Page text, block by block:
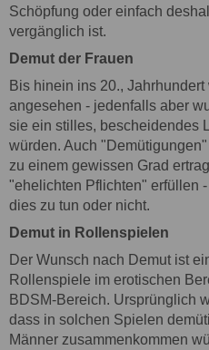
Schöpfung oder einfach
vergänglich ist.
Demut der Frauen
Bis hinein ins 20.,
angesehen - jedenfalls aber
sie ein stilles, bescheidendes
würden. Auch
zu einem gewissen Grad
"ehelichten Pflichten" erfüllen
dies zu tun oder nicht.
Demut in Rollenspielen
Der Wunsch nach Demut ist
Rollenspiele im erotischen
BDSM-Bereich. Ursprünglich
dass in solchen Spielen
Männer zusammenkommen